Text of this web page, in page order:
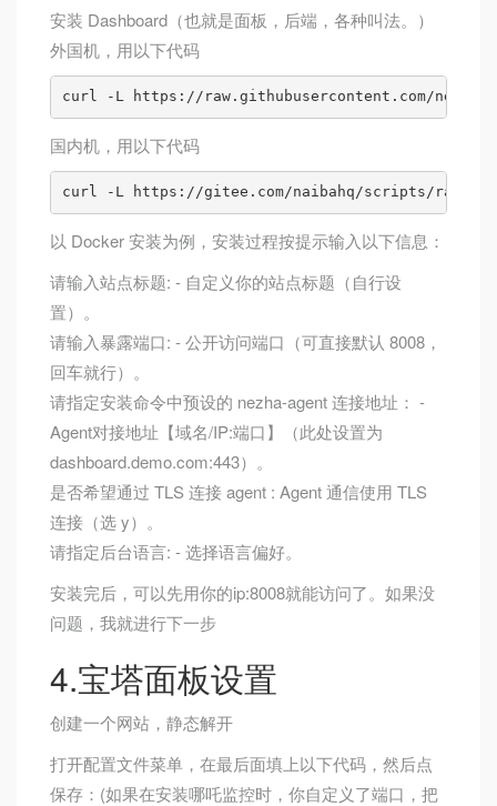
安装 Dashboard（也就是面板，后端，各种叫法。）
外国机，用以下代码
curl -L https://raw.githubusercontent.com/
国内机，用以下代码
curl -L https://gitee.com/naibahq/scripts/raw/
以 Docker 安装为例，安装过程按提示输入以下信息：
请输入站点标题: - 自定义你的站点标题（自行设
置）。
请输入暴露端口: - 公开访问端口（可直接默认 8008，
回车就行）。
请指定安装命令中预设的 nezha-agent 连接地址： -
Agent对接地址【域名/IP:端口】（此处设置为
dashboard.demo.com:443）。
是否希望通过 TLS 连接 agent : Agent 通信使用 TLS
连接（选 y）。
请指定后台语言: - 选择语言偏好。
安装完后，可以先用你的ip:8008就能访问了。如果没
问题，我就进行下一步
4.宝塔面板设置
创建一个网站，静态解开
打开配置文件菜单，在最后面填上以下代码，然后点
保存：(如果在安装哪吒监控时，你自定义了端口，把